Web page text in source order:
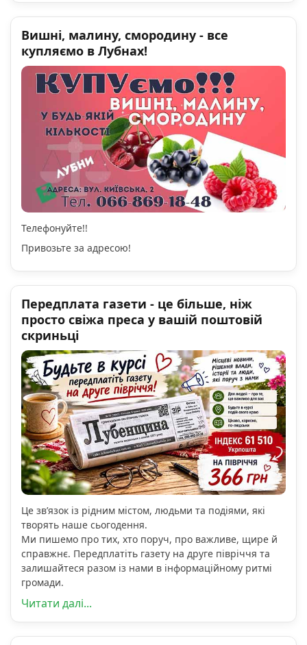
Вишні, малину, смородину - все
купляємо в Лубнах!
Телефонуйте!!
Привозьте за адресою!
Передплата газети - це більше, ніж
просто свіжа преса у вашій поштовій
скриньці
Це зв’язок із рідним містом, людьми та подіями, які
творять наше сьогодення.
Ми пишемо про тих, хто поруч, про важливе, щире й
справжнє. Передплатіть газету на друге півріччя та
залишайтеся разом із нами в інформаційному ритмі
громади.
Читати далі...